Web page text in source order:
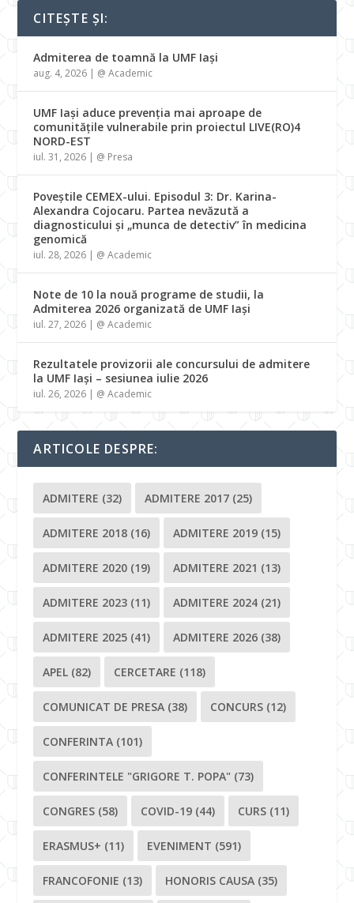
CITEȘTE ȘI:
Admiterea de toamnă la UMF Iași
aug. 4, 2026 | @ Academic
UMF Iași aduce prevenția mai aproape de
comunitățile vulnerabile prin proiectul LIVE(RO)4
NORD-EST
iul. 31, 2026 | @ Presa
Poveștile CEMEX-ului. Episodul 3: Dr. Karina-
Alexandra Cojocaru. Partea nevăzută a
diagnosticului și „munca de detectiv” în medicina
genomică
iul. 28, 2026 | @ Academic
Note de 10 la nouă programe de studii, la
Admiterea 2026 organizată de UMF Iași
iul. 27, 2026 | @ Academic
Rezultatele provizorii ale concursului de admitere
la UMF Iași – sesiunea iulie 2026
iul. 26, 2026 | @ Academic
ARTICOLE DESPRE:
ADMITERE (32) ADMITERE 2017 (25)
ADMITERE 2018 (16) ADMITERE 2019 (15)
ADMITERE 2020 (19) ADMITERE 2021 (13)
ADMITERE 2023 (11) ADMITERE 2024 (21)
ADMITERE 2025 (41) ADMITERE 2026 (38)
APEL (82) CERCETARE (118)
COMUNICAT DE PRESA (38) CONCURS (12)
CONFERINTA (101)
CONFERINTELE "GRIGORE T. POPA" (73)
CONGRES (58) COVID-19 (44) CURS (11)
ERASMUS+ (11) EVENIMENT (591)
FRANCOFONIE (13) HONORIS CAUSA (35)